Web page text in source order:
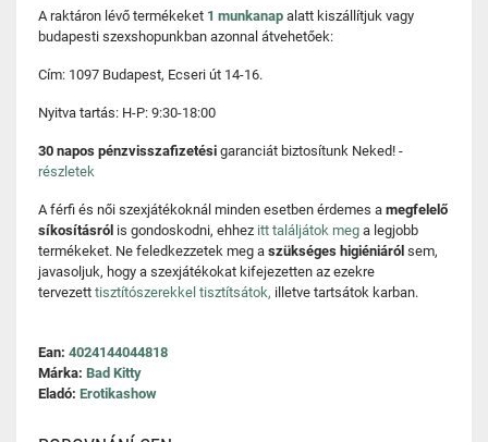
A raktáron lévő termékeket 1 munkanap alatt kiszállítjuk vagy
budapesti szexshopunkban azonnal átvehetőek:
Cím: 1097 Budapest, Ecseri út 14-16.
Nyitva tartás: H-P: 9:30-18:00
30 napos pénzvisszafizetési garanciát biztosítunk Neked! -
részletek
A férfi és női szexjátékoknál minden esetben érdemes a megfelelő
síkosításról is gondoskodni, ehhez itt találjátok meg a legjobb
termékeket. Ne feledkezzetek meg a szükséges higiéniáról sem,
javasoljuk, hogy a szexjátékokat kifejezetten az ezekre
tervezett tisztítószerekkel tisztítsátok, illetve tartsátok karban.
Ean: 4024144044818
Márka: Bad Kitty
Eladó: Erotikashow